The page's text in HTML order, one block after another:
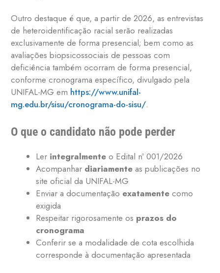
Outro destaque é que, a partir de 2026, as entrevistas
de heteroidentificação racial serão realizadas
exclusivamente de forma presencial; bem como as
avaliações biopsicossociais de pessoas com
deficiência também ocorram de forma presencial,
conforme cronograma específico, divulgado pela
UNIFAL-MG em https://www.unifal-
mg.edu.br/sisu/cronograma-do-sisu/.
O que o candidato não pode perder
Ler integralmente o Edital nº 001/2026
Acompanhar diariamente as publicações no
site oficial da UNIFAL-MG
Enviar a documentação exatamente como
exigida
Respeitar rigorosamente os prazos do
cronograma
Conferir se a modalidade de cota escolhida
corresponde à documentação apresentada